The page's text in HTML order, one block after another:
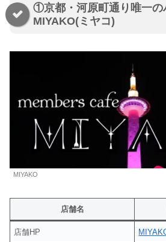
①京都・河原町通り唯一の
MIYAKO(ミヤコ)
MIYAKO
店舗名
店舗HP